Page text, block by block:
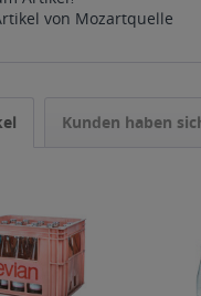
von Mozartquelle
Kunden haben